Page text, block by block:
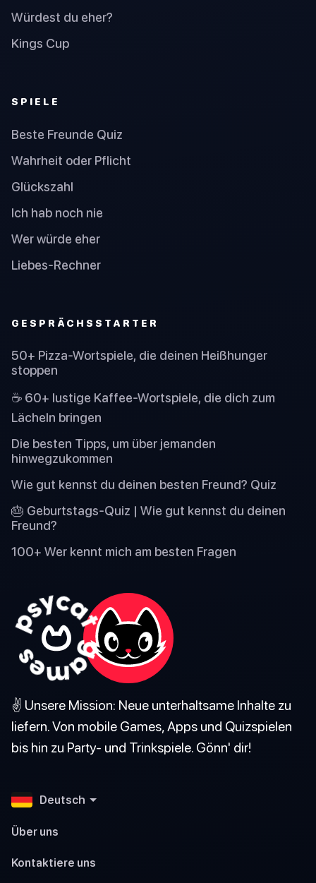
Würdest du eher?
Kings Cup
SPIELE
Beste Freunde Quiz
Wahrheit oder Pflicht
Glückszahl
Ich hab noch nie
Wer würde eher
Liebes-Rechner
GESPRÄCHSSTARTER
50+ Pizza-Wortspiele, die deinen Heißhunger
stoppen
☕ 60+ lustige Kaffee-Wortspiele, die dich zum
Lächeln bringen
Die besten Tipps, um über jemanden
hinwegzukommen
Wie gut kennst du deinen besten Freund? Quiz
🎂 Geburtstags-Quiz | Wie gut kennst du deinen
Freund?
100+ Wer kennt mich am besten Fragen
✌️ Unsere Mission: Neue unterhaltsame Inhalte zu
liefern. Von mobile Games, Apps und Quizspielen
bis hin zu Party- und Trinkspiele. Gönn' dir!
Deutsch
Über uns
Kontaktiere uns